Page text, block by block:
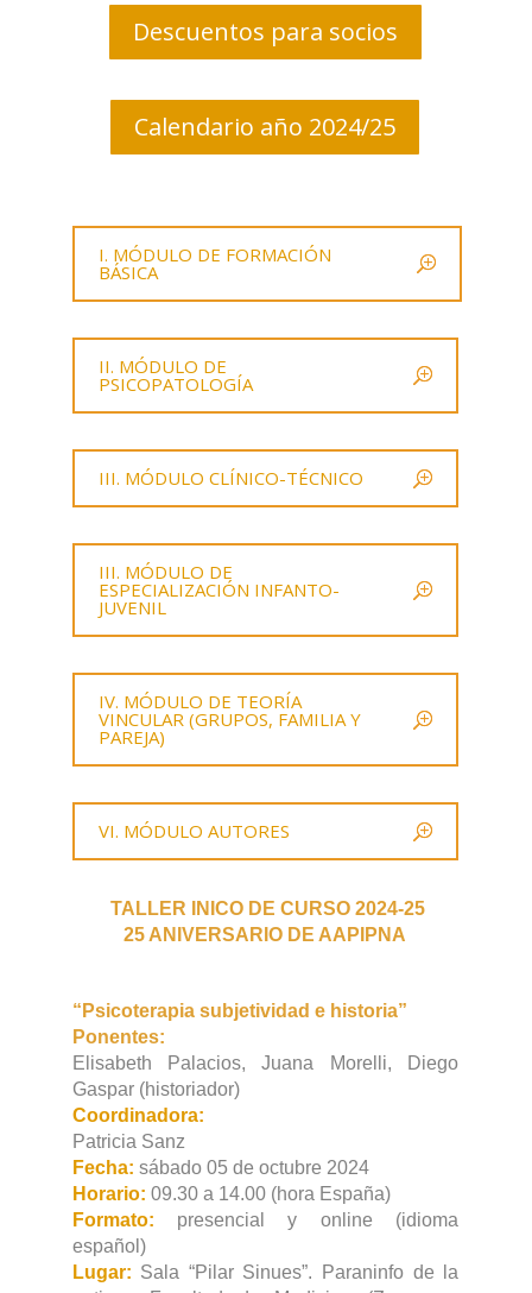
Descuentos para socios
Calendario año 2024/25
I. MÓDULO DE FORMACIÓN
BÁSICA
II. MÓDULO DE
PSICOPATOLOGÍA
III. MÓDULO CLÍNICO-TÉCNICO
III. MÓDULO DE
ESPECIALIZACIÓN INFANTO-
JUVENIL
IV. MÓDULO DE TEORÍA
VINCULAR (GRUPOS, FAMILIA Y
PAREJA)
VI. MÓDULO AUTORES
TALLER INICO DE CURSO 2024-25
25 ANIVERSARIO DE AAPIPNA
“Psicoterapia subjetividad e historia”
Ponentes:
Elisabeth Palacios, Juana Morelli, Diego
Gaspar (historiador)
Coordinadora:
Patricia Sanz
Fecha: sábado 05 de octubre 2024
Horario: 09.30 a 14.00 (hora España)
Formato: presencial y online (idioma
español)
Lugar: Sala “Pilar Sinues”. Paraninfo de la